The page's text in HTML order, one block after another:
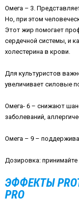
Омега – 3.
Но, при этом
Этот жир помогает
сердечной системы, и
холестерина в крови.
Для культуристов
увеличивает силовые
Омега- 6 – снижают
заболеваний,
Омега – 9 –
Дозировка: принимайте
ЭФФЕКТЫ
PRO